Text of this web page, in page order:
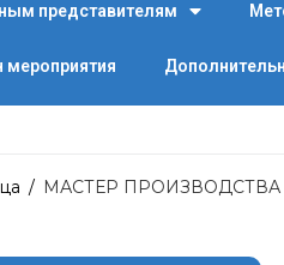
представителям
мероприятия
/ МАСТЕР